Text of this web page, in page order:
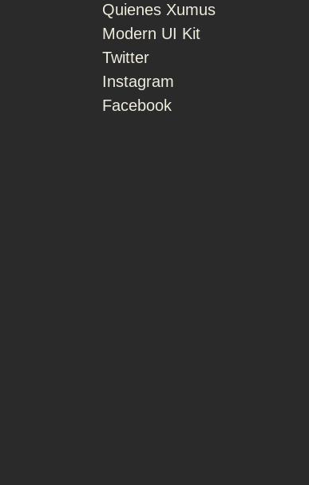
Quienes Xumus
Modern UI Kit
Twitter
Instagram
Facebook